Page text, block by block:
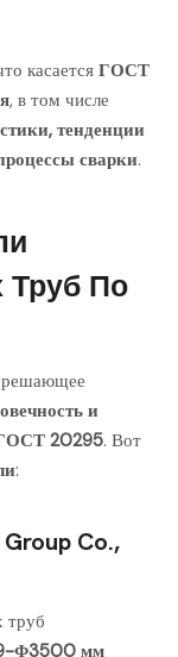
касается ГОСТ
, в том числе
тенденции
сварки.
По
и
20295. Вот
:
Co.,
труб
Φ3500 мм